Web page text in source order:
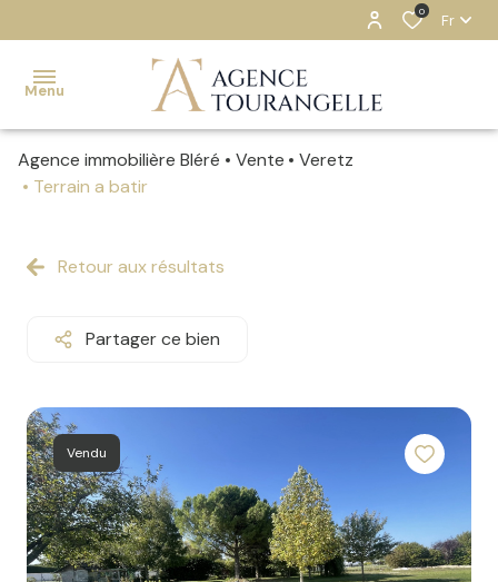
0 Fr
Menu
ACCUEIL
CONTACT
Agence immobilière Bléré Vente
Veretz
Terrain a batir
Retour aux résultats
Partager ce bien
Vendu